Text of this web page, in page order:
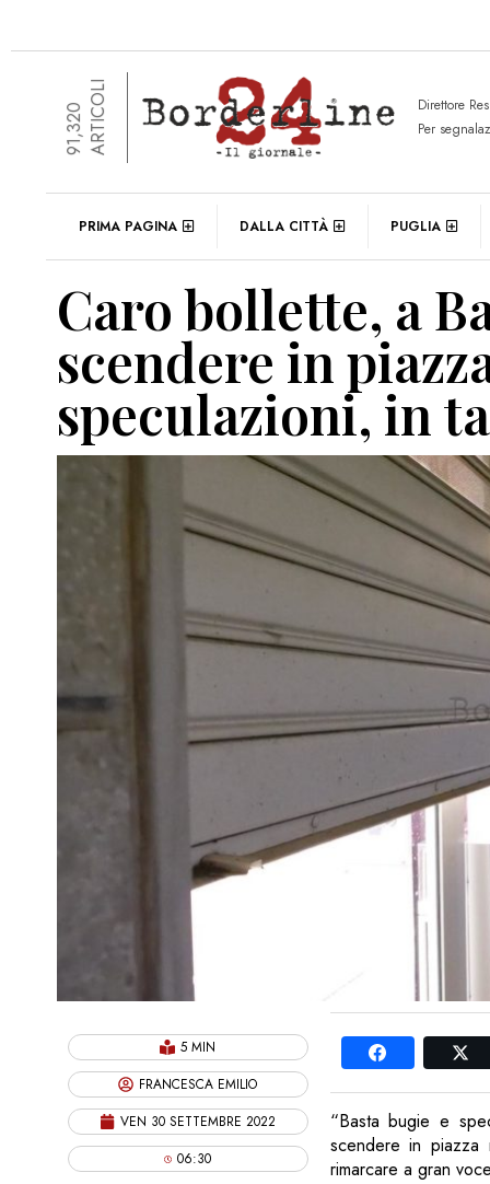
91,320ARTICOLI
Direttore
Per
PRIMA PAGINA DALLA CITTÀ PUGLIA
Caro bollette, a
scendere in
speculazioni, in
5 MIN
FRANCESCA EMILIO
VEN 30 SETTEMBRE 2022
06:30
“Basta bugie e
scendere in
rimarcare a gran